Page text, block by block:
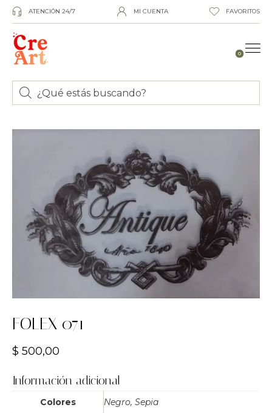
ATENCIÓN 24/7 MI CUENTA FAVORITOS
0
FOLEX 071
$ 500,00
Información adicional
Colores Negro, Sepia